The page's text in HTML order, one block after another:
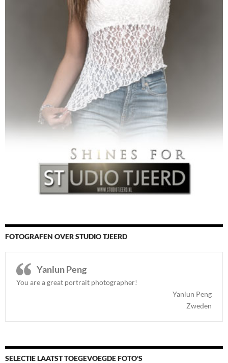
FOTOGRAFEN OVER STUDIO TJEERD
Yanlun Peng
You are a great portrait photographer!
Yanlun Peng
Zweden
SELECTIE LAATST TOEGEVOEGDE FOTO'S